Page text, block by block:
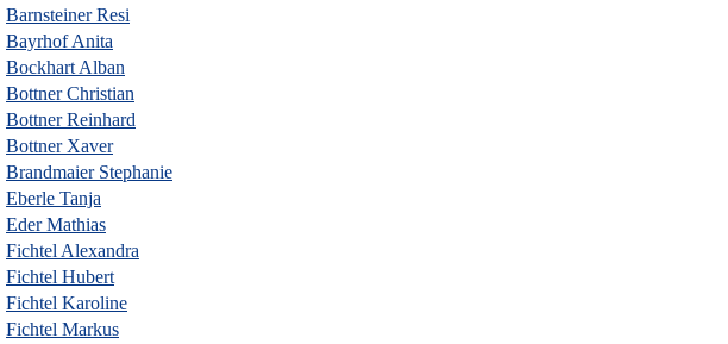
Barnsteiner Resi
Bayrhof Anita
Bockhart Alban
Bottner Christian
Bottner Reinhard
Bottner Xaver
Brandmaier Stephanie
Eberle Tanja
Eder Mathias
Fichtel Alexandra
Fichtel Hubert
Fichtel Karoline
Fichtel Markus